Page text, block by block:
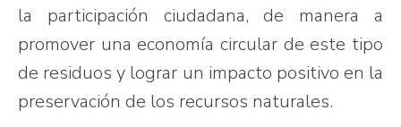
la participación ciudadana, de manera a
promover una economía circular de este tipo
de residuos y lograr un impacto positivo en la
preservación de los recursos naturales.